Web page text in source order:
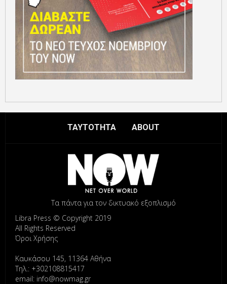
ΤΑΥΤΟΤΗΤΑ ABOUT
Τα πάντα για τον δικτυακό εξοπλισμό
Libra Press © Copyright 2019
All Rights Reserved
Όροι Χρήσης
Καυκάσου 145, 11364 Αθήνα
Τηλ.: +302108815417
email: info@nowmag.gr